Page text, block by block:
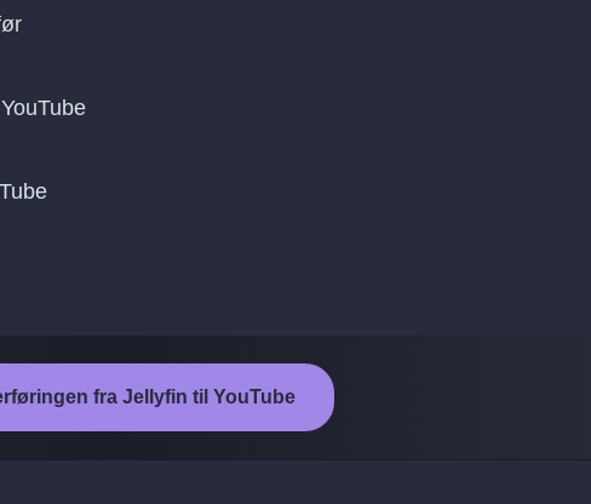
fra Jellyfin til YouTube